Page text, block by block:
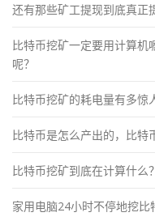
还有那些矿工提现到底真正
比特币挖矿一定要用计算机
呢？
比特币挖矿的耗电量有多惊
比特币是怎么产出的，比特
比特币挖矿到底在计算什么？
家用电脑24小时不停地挖比